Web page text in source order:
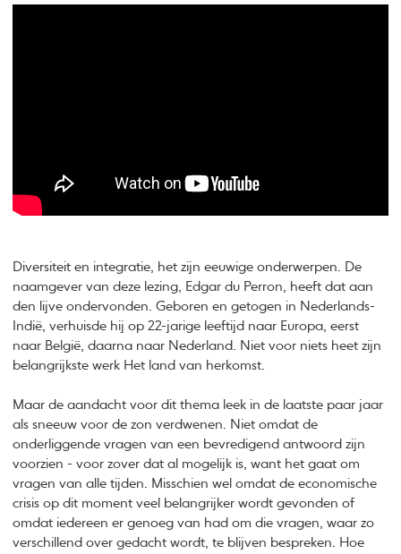
Diversiteit en integratie, het zijn eeuwige onderwerpen. De
naamgever van deze lezing, Edgar du Perron, heeft dat aan
den lijve ondervonden. Geboren en getogen in Nederlands-
Indië, verhuisde hij op 22-jarige leeftijd naar Europa, eerst
naar België, daarna naar Nederland. Niet voor niets heet zijn
belangrijkste werk Het land van herkomst.
Maar de aandacht voor dit thema leek in de laatste paar jaar
als sneeuw voor de zon verdwenen. Niet omdat de
onderliggende vragen van een bevredigend antwoord zijn
voorzien - voor zover dat al mogelijk is, want het gaat om
vragen van alle tijden. Misschien wel omdat de economische
crisis op dit moment veel belangrijker wordt gevonden of
omdat iedereen er genoeg van had om die vragen, waar zo
verschillend over gedacht wordt, te blijven bespreken. Hoe